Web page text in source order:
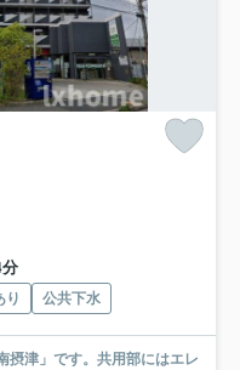
り 公共下水
摂津」です。共用部にはエレ